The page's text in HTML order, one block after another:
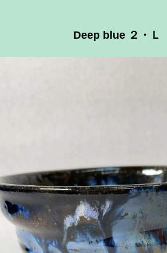
Deep blue ２・Ｌ